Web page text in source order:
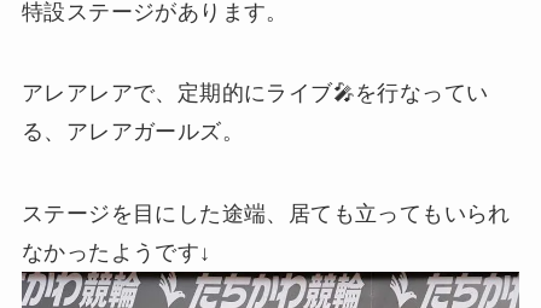
特設ステージがあります。
アレアレアで、定期的にライブ🎤を行なってい
る、アレアガールズ。
ステージを目にした途端、居ても立ってもいられ
なかったようです↓